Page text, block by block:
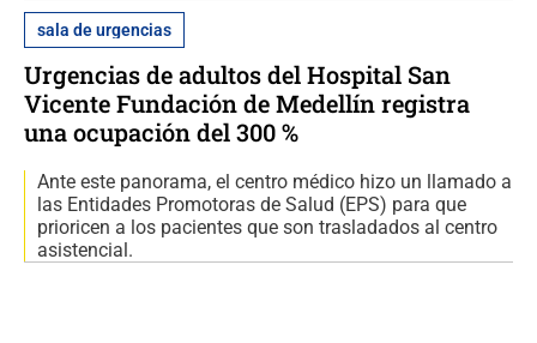
sala de urgencias
Urgencias de adultos del Hospital San
Vicente Fundación de Medellín registra
una ocupación del 300 %
Ante este panorama, el centro médico hizo un llamado a
las Entidades Promotoras de Salud (EPS) para que
prioricen a los pacientes que son trasladados al centro
asistencial.